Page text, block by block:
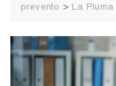
prevento > La